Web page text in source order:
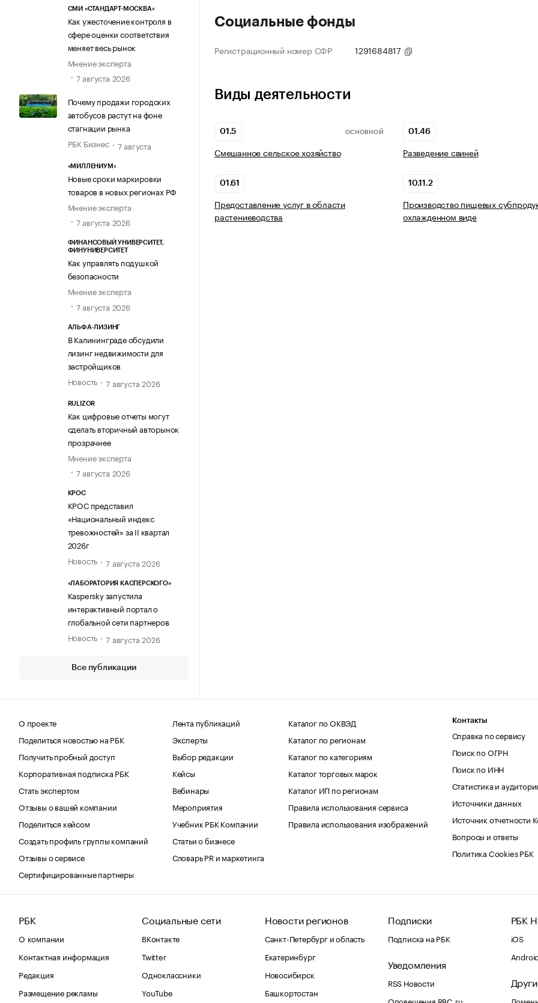
СМИ «СТАНДАРТ-МОСКВА»
Как ужесточение контроля в
сфере оценки соответствия
меняет весь рынок
Мнение эксперта
7 августа 2026
Почему продажи городских
автобусов растут на фоне
стагнации рынка
РБК Бизнес
7 августа
«МИЛЛЕНИУМ»
Новые сроки маркировки
товаров в новых регионах РФ
Мнение эксперта
7 августа 2026
ФИНАНСОВЫЙ УНИВЕРСИТЕТ,
ФИНУНИВЕРСИТЕТ
Как управлять подушкой
безопасности
Мнение эксперта
7 августа 2026
АЛЬФА-ЛИЗИНГ
В Калининграде обсудили
лизинг недвижимости для
застройщиков
Новость
7 августа 2026
RULIZOR
Как цифровые отчеты могут
сделать вторичный авторынок
прозрачнее
Мнение эксперта
7 августа 2026
КРОС
КРОС представил
«Национальный индекс
тревожностей» за II квартал
2026г
Новость
7 августа 2026
«ЛАБОРАТОРИЯ КАСПЕРСКОГО»
Kaspersky запустила
интерактивный портал о
глобальной сети партнеров
Новость
7 августа 2026
Все публикации
Социальные фонды
Регистрационный номер СФР 1291684817
Виды деятельности
01.5 ОСНОВНОЙ
Смешанное сельское хозяйство
01.46
Разведение свиней
01.61
Предоставление услуг в области
растениеводства
10.11.2
Производство пищевых
охлажденном виде
О проекте
Поделиться новостью на РБК
Получить пробный доступ
Корпоративная подписка РБК
Стать экспертом
Отзывы о вашей компании
Поделиться кейсом
Создать профиль группы компаний
Отзывы о сервисе
Сертифицированные партнеры
Лента публикаций
Эксперты
Выбор редакции
Кейсы
Вебинары
Мероприятия
Учебник РБК Компании
Статьи о бизнесе
Словарь PR и маркетинга
Каталог по ОКВЭД
Каталог по регионам
Каталог по категориям
Каталог торговых марок
Каталог ИП по регионам
Правила использования сервиса
Правила использования изображений
Контакты
Справка по сервису
Поиск по ОГРН
Поиск по ИНН
Статистика и
Источники данных
Источник отчетности
Вопросы и ответы
Политика Cookies РБК
РБК
О компании
Контактная информация
Редакция
Размещение рекламы
Социальные сети
ВКонтакте
Twitter
Одноклассники
YouTube
Новости регионов
Санкт-Петербург и область
Екатеринбург
Новосибирск
Башкортостан
Подписки
Подписка на РБК
Уведомления
RSS Новости
Оповещения RBC.ru
РБК
iOS